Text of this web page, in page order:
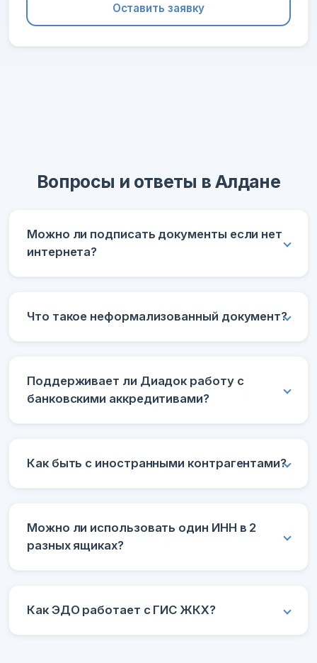
Оставить заявку
Вопросы и ответы в Алдане
Можно ли подписать документы если нет
интернета?
Что такое неформализованный документ?
Поддерживает ли Диадок работу с
банковскими аккредитивами?
Как быть с иностранными контрагентами?
Можно ли использовать один ИНН в 2
разных ящиках?
Как ЭДО работает с ГИС ЖКХ?